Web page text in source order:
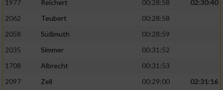
1977
Reichert 00:28:58
02:30:40
2062
Teubert
00:28:58
2058
Süßmuth
00:28:59
2035
Simmer
00:31:52
1708
Albrecht
00:31:53
2097
Zell 00:29:00
02:31:16
Verwendung reduzierter Daten zur Auswahl
von Werbeanzeigen
Erstellung von Profilen für personalisierte
Werbung